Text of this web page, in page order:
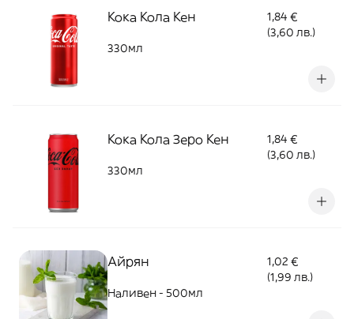
Кока Кола Кен
1,84 €
(3,60 лв.)
330мл
Кока Кола Зеро Кен
1,84 €
(3,60 лв.)
330мл
Айрян
1,02 €
(1,99 лв.)
Наливен - 500мл